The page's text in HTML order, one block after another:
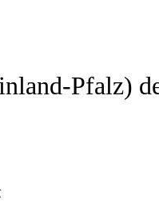
Pfalz)